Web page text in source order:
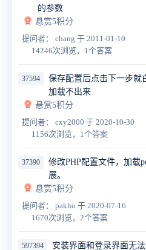
的参数
悬赏5积分
提问者： chang 于 2011-01-10
14246次浏览，1个答案
37594
保存配置后点击下一步就
加载不出来
悬赏5积分
提问者： cxy2000 于 2020-10-30
1156次浏览，1个答案
37390
修改PHP配置文件，加载
展。
悬赏5积分
提问者： pakho 于 2020-07-16
1670次浏览，2个答案
597394 安装界面和登录界面无